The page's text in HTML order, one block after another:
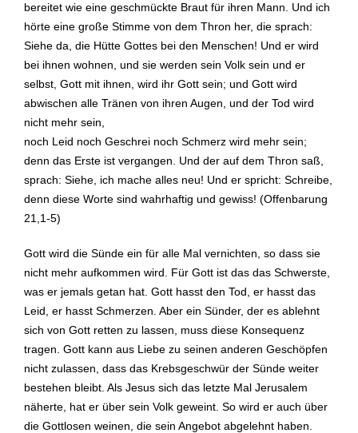
bereitet wie eine geschmückte Braut für ihren Mann. Und ich
hörte eine große Stimme von dem Thron her, die sprach:
Siehe da, die Hütte Gottes bei den Menschen! Und er wird
bei ihnen wohnen, und sie werden sein Volk sein und er
selbst, Gott mit ihnen, wird ihr Gott sein; und Gott wird
abwischen alle Tränen von ihren Augen, und der Tod wird
nicht mehr sein,
noch Leid noch Geschrei noch Schmerz wird mehr sein;
denn das Erste ist vergangen. Und der auf dem Thron saß,
sprach: Siehe, ich mache alles neu! Und er spricht: Schreibe,
denn diese Worte sind wahrhaftig und gewiss! (Offenbarung
21,1-5)
Gott wird die Sünde ein für alle Mal vernichten, so dass sie
nicht mehr aufkommen wird. Für Gott ist das das Schwerste,
was er jemals getan hat. Gott hasst den Tod, er hasst das
Leid, er hasst Schmerzen. Aber ein Sünder, der es ablehnt
sich von Gott retten zu lassen, muss diese Konsequenz
tragen. Gott kann aus Liebe zu seinen anderen Geschöpfen
nicht zulassen, dass das Krebsgeschwür der Sünde weiter
bestehen bleibt. Als Jesus sich das letzte Mal Jerusalem
näherte, hat er über sein Volk geweint. So wird er auch über
die Gottlosen weinen, die sein Angebot abgelehnt haben.